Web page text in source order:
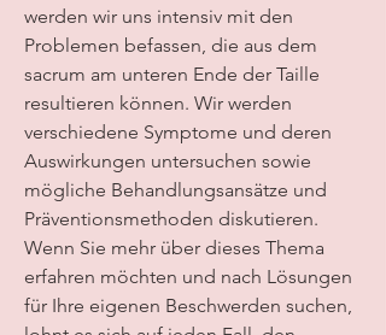
werden wir uns intensiv mit den
Problemen befassen, die aus dem
sacrum am unteren Ende der Taille
resultieren können. Wir werden
verschiedene Symptome und deren
Auswirkungen untersuchen sowie
mögliche Behandlungsansätze und
Präventionsmethoden diskutieren.
Wenn Sie mehr über dieses Thema
erfahren möchten und nach Lösungen
für Ihre eigenen Beschwerden suchen,